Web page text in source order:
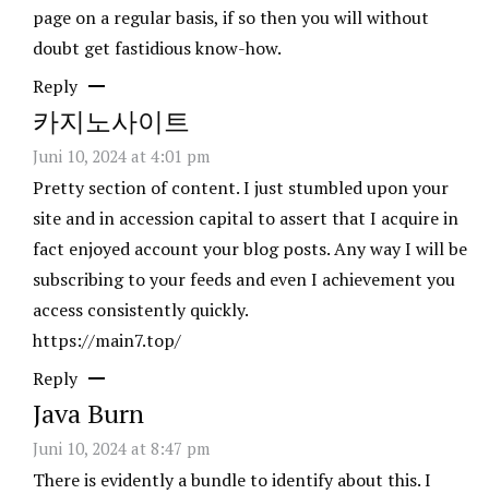
page on a regular basis, if so then you will without
doubt get fastidious know-how.
Reply
카지노사이트
Juni 10, 2024 at 4:01 pm
Pretty section of content. I just stumbled upon your
site and in accession capital to assert that I acquire in
fact enjoyed account your blog posts. Any way I will be
subscribing to your feeds and even I achievement you
access consistently quickly.
https://main7.top/
Reply
Java Burn
Juni 10, 2024 at 8:47 pm
There is evidently a bundle to identify about this. I